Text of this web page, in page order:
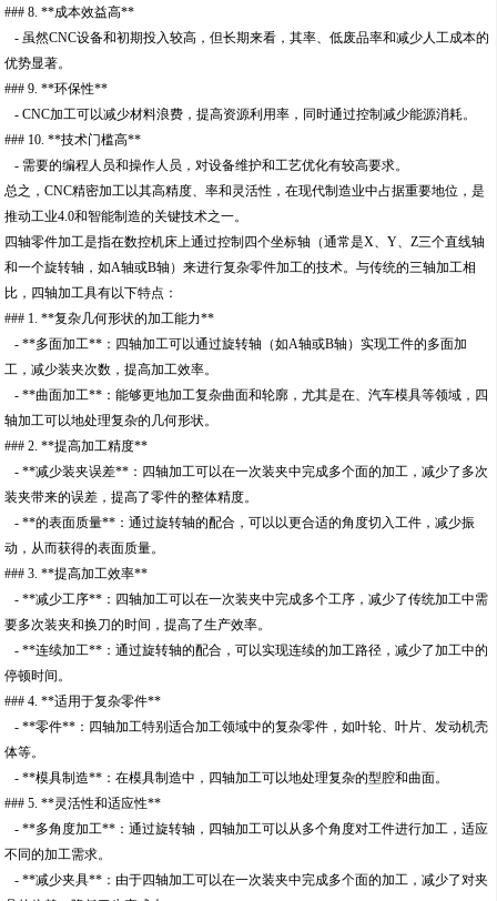
### 8. **成本效益高**
- 虽然CNC设备和初期投入较高，但长期来看，其率、低废品率和减少人工成本的
优势显著。
### 9. **环保性**
- CNC加工可以减少材料浪费，提高资源利用率，同时通过控制减少能源消耗。
### 10. **技术门槛高**
- 需要的编程人员和操作人员，对设备维护和工艺优化有较高要求。
总之，CNC精密加工以其高精度、率和灵活性，在现代制造业中占据重要地位，是
推动工业4.0和智能制造的关键技术之一。
四轴零件加工是指在数控机床上通过控制四个坐标轴（通常是X、Y、Z三个直线轴
和一个旋转轴，如A轴或B轴）来进行复杂零件加工的技术。与传统的三轴加工相
比，四轴加工具有以下特点：
### 1. **复杂几何形状的加工能力**
- **多面加工**：四轴加工可以通过旋转轴（如A轴或B轴）实现工件的多面加
工，减少装夹次数，提高加工效率。
- **曲面加工**：能够更地加工复杂曲面和轮廓，尤其是在、汽车模具等领域，四
轴加工可以地处理复杂的几何形状。
### 2. **提高加工精度**
- **减少装夹误差**：四轴加工可以在一次装夹中完成多个面的加工，减少了多次
装夹带来的误差，提高了零件的整体精度。
- **的表面质量**：通过旋转轴的配合，可以以更合适的角度切入工件，减少振
动，从而获得的表面质量。
### 3. **提高加工效率**
- **减少工序**：四轴加工可以在一次装夹中完成多个工序，减少了传统加工中需
要多次装夹和换刀的时间，提高了生产效率。
- **连续加工**：通过旋转轴的配合，可以实现连续的加工路径，减少了加工中的
停顿时间。
### 4. **适用于复杂零件**
- **零件**：四轴加工特别适合加工领域中的复杂零件，如叶轮、叶片、发动机壳
体等。
- **模具制造**：在模具制造中，四轴加工可以地处理复杂的型腔和曲面。
### 5. **灵活性和适应性**
- **多角度加工**：通过旋转轴，四轴加工可以从多个角度对工件进行加工，适应
不同的加工需求。
- **减少夹具**：由于四轴加工可以在一次装夹中完成多个面的加工，减少了对夹